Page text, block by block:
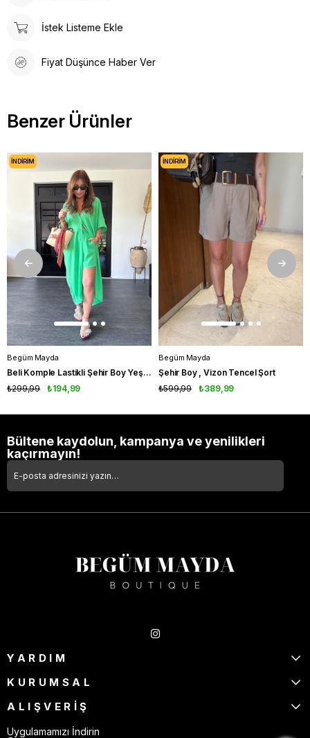
İstek Listeme Ekle
Fiyat Düşünce Haber Ver
Benzer Ürünler
Begüm Mayda
Beli Komple Lastikli Şehir Boy Yeşil Şort
₺194,99
₺299,99
İNDIRIM
Begüm Mayda
Şehir Boy , Vizon Tencel Şort
₺389,99
₺599,99
İNDIRIM
Bültene kaydolun, kampanya ve yenilikleri
kaçırmayın!
YARDIM
KURUMSAL
ALIŞVERİŞ
Uygulamamızı İndirin